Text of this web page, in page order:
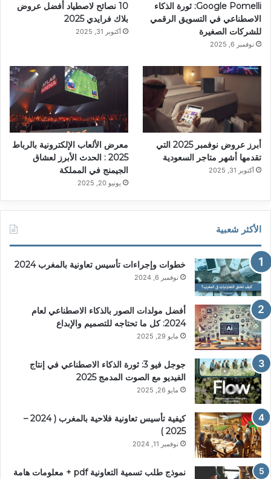
Google Pomelli: ثورة الذكاء
الاصطناعي في التسويق الرقمي
للشركات الصغيرة
نوفمبر 6, 2025
10 نصائح لاصطياد أفضل عروض
بلاك فرايدي 2025
أكتوبر 31, 2025
أبرز عروض نوفمبر 2025 التي
تقدمها أشهر متاجر السعودية
أكتوبر 31, 2025
معرض الألعاب الإلكترونية بالرباط
2025 : الحدث الأبرز لعشاق
الجيمنج في المملكة
يونيو 20, 2025
الأكثر شعبية
خطوات وإجراءات تأسيس تعاونية بالمغرب 2024
نوفمبر 6, 2024
أفضل مولدات الصور بالذكاء الاصطناعي لعام
2024: كل ما تحتاجه للتصميم والإبداع
مايو 29, 2025
جوجل فيو 3: ثورة الذكاء الاصطناعي في إنتاج
الفيديو مع الصوت المدمج 2025
مايو 26, 2025
كيفية تأسيس تعاونية فلاحية بالمغرب ( 2024 –
2025 )
نوفمبر 11, 2024
نموذج طلب تسمية التعاونية pdf + معلومات هامة